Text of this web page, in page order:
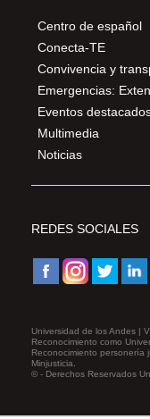
Centro de español
Conecta-TE
Convivencia y
Emergencias:
Eventos
Multimedia
Noticias
REDES SOCIALES
Universidad de los Andes |
Reconocimiento como
Reconocimiento personería
Minjusticia.
© - Derechos Reservados